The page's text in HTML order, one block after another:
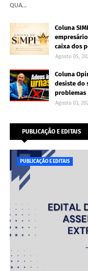
QUA…
Coluna
caixa dos
Agosto 05,
Coluna
desiste do
problemas
Agosto 03,
PUBLICAÇÃO E EDITAIS
PUBLICAÇÃO E EDITAIS